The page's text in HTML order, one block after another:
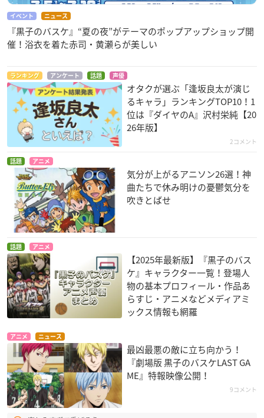
イベント ニュース
『黒子のバスケ』“夏の夜”がテーマのポップアップショップ開
催！浴衣を着た赤司・黄瀬らが美しい
ランキング アンケート 話題 声優
オタクが選ぶ「逢坂良太が演じ
るキャラ」ランキングTOP10！1
位は『ダイヤのA』沢村栄純【20
26年版】
2コメント
話題 アニメ
気分が上がるアニソン26選！神
曲たちで休み明けの憂鬱気分を
吹きとばせ
話題 アニメ
【2025年最新版】『黒子のバス
ケ』キャラクター一覧！登場人
物の基本プロフィール・作品あ
らすじ・アニメなどメディアミ
ックス情報も網羅
アニメ ニュース
最凶最悪の敵に立ち向かう！
『劇場版 黒子のバスケLAST GA
ME』特報映像公開！
9コメント